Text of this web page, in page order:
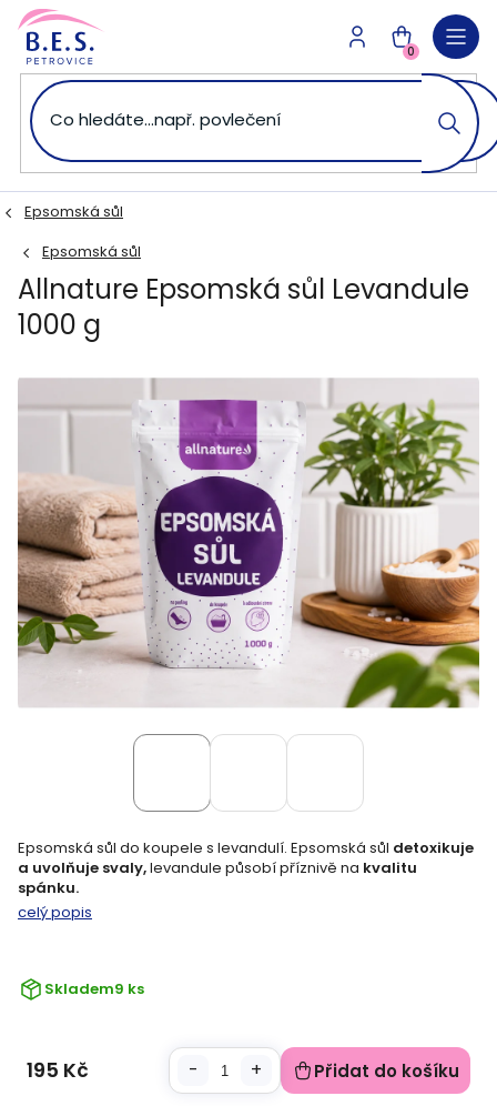
Přejít
obsah
NÁKUPNÍ
KOŠÍK
0
Epsomská sůl
Epsomská sůl
Allnature Epsomská sůl Levandule
1000 g
Skladem9 ks
Epsomská sůl do koupele s levandulí. Epsomská sůl detoxikuje
a uvolňuje svaly,levandule působí příznivě na kvalitu
spánku.
celý popis
195 Kč Přidat do košíku